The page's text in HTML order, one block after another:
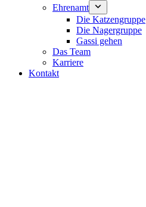
Ehrenamt
Die Katzengruppe
Die Nagergruppe
Gassi gehen
Das Team
Karriere
Kontakt